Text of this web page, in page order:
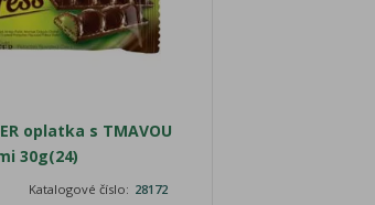
oplatka s TMAVOU
30g(24)
Katalogové číslo: 28172